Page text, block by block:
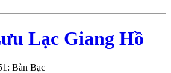
Lạc Giang Hồ
Bàn Bạc